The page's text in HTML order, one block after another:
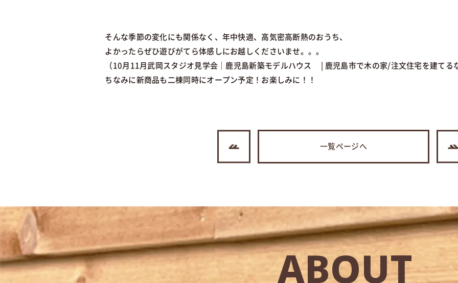
そんな季節の変化にも関係なく、年中快適、高気密高断熱のおうち、
よかったらぜひ遊びがてら体感しにお越しくださいませ。。。
（10月11月武岡スタジオ見学会｜鹿児島新築モデルハウス | 鹿児島市で木の家/注文住宅を建てる
ちなみに新商品も二棟同時にオープン予定！お楽しみに！！
一覧ページへ
ABOUT